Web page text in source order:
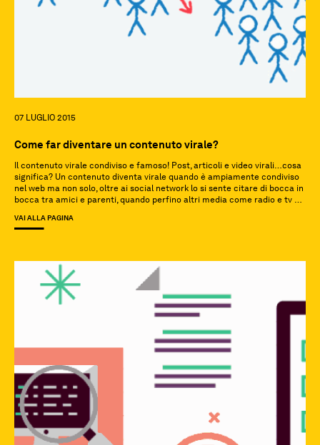
07 LUGLIO 2015
Come far diventare un contenuto virale?
Il contenuto virale condiviso e famoso! Post, articoli e video virali…cosa
significa? Un contenuto diventa virale quando è ampiamente condiviso
nel web ma non solo, oltre ai social network lo si sente citare di bocca in
bocca tra amici e parenti, quando perfino altri media come radio e tv ne
VAI ALLA PAGINA